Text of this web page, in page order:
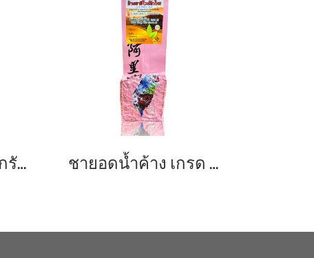
ชาหอมหมื่นลี้ 200 กรัม ชายอดน้ำค้าง เกรด A 100 กรัม